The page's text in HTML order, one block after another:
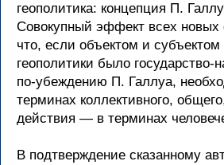
геополитика: концепция П.
Совокупный эффект всех новых
что, если объектом и
геополитики было государство-
по-убеждению П. Галлуа,
терминах коллективного,
действия — в терминах
В подтверждение сказанному